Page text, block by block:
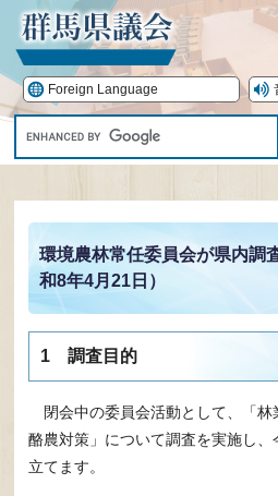
の
先
頭
Foreign Language
タ
ム
索
環境農林常任委員会が県内調
和8年4月21日）
1 調査目的
閉会中の委員会活動として、「林
酪農対策」について調査を実施し
立てます。